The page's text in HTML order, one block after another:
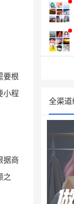
要根
小程
据商
之
全渠